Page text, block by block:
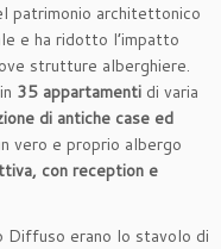
patrimonio architettonico
e ha ridotto l’impatto
strutture alberghiere.
35 appartamenti di varia
di antiche case ed
vero e proprio albergo
con reception e
Diffuso erano lo stavolo di